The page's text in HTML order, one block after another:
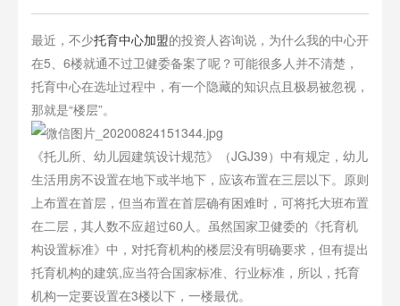
最近，不少托育中心加盟的投资人咨询说，为什么我的中心开
在5、6楼就通不过卫健委备案了呢？可能很多人并不清楚，
托育中心在选址过程中，有一个隐藏的知识点且极易被忽视，
那就是“楼层”。
《托儿所、幼儿园建筑设计规范》（JGJ39）中有规定，幼儿
生活用房不设置在地下或半地下，应该布置在三层以下。原则
上布置在首层，但当布置在首层确有困难时，可将托大班布置
在二层，其人数不应超过60人。虽然国家卫健委的《托育机
构设置标准》中，对托育机构的楼层没有明确要求，但有提出
托育机构的建筑,应当符合国家标准、行业标准，所以，托育
机构一定要设置在3楼以下，一楼最优。